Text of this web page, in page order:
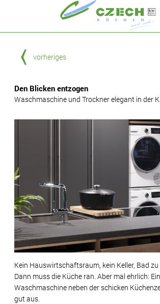
vorheriges
Den Blicken entzogen
Waschmaschine und Trockner elegant in der
Kein Hauswirtschaftsraum, kein Keller, Bad
Dann muss die Küche ran. Aber mal ehrlich:
Waschmaschine neben der schicken
gut aus.